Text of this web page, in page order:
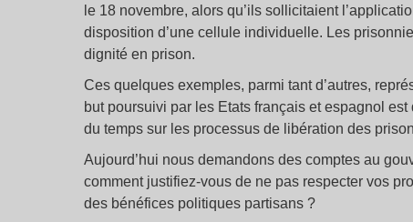
le 18 novembre, alors qu’ils sollicitaient
disposition d’une cellule individuelle. Les
dignité en prison.
Ces quelques exemples, parmi tant d’autres,
but poursuivi par les Etats français et espagnol
du temps sur les processus de libération des
Aujourd’hui nous demandons des comptes au
comment justifiez-vous de ne pas respecter vos
des bénéfices politiques partisans ?